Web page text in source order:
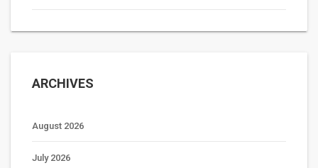
ARCHIVES
August 2026
July 2026